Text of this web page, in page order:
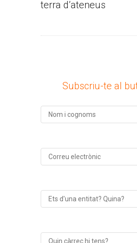
terra d’ateneus
Subscriu-te al